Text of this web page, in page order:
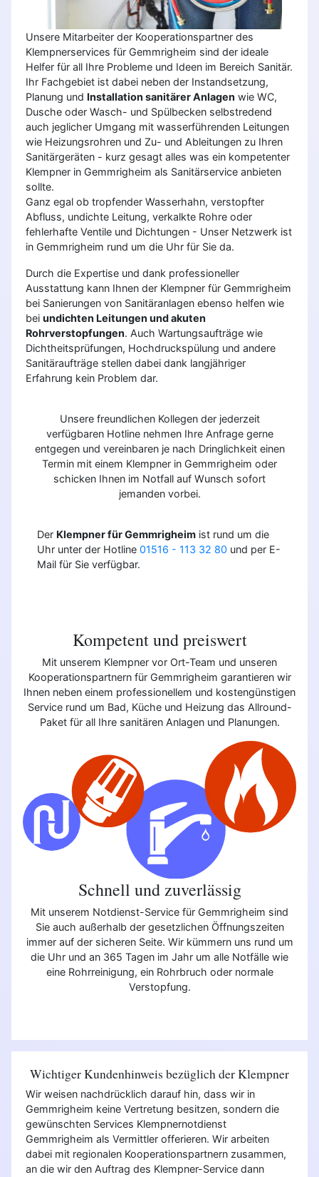
Unsere Mitarbeiter der Kooperationspartner des
Klempnerservices für Gemmrigheim sind der ideale
Helfer für all Ihre Probleme und Ideen im Bereich Sanitär.
Ihr Fachgebiet ist dabei neben der Instandsetzung,
Planung und Installation sanitärer Anlagen wie WC,
Dusche oder Wasch- und Spülbecken selbstredend
auch jeglicher Umgang mit wasserführenden Leitungen
wie Heizungsrohren und Zu- und Ableitungen zu Ihren
Sanitärgeräten - kurz gesagt alles was ein kompetenter
Klempner in Gemmrigheim als Sanitärservice anbieten
sollte.
Ganz egal ob tropfender Wasserhahn, verstopfter
Abfluss, undichte Leitung, verkalkte Rohre oder
fehlerhafte Ventile und Dichtungen - Unser Netzwerk ist
in Gemmrigheim rund um die Uhr für Sie da.
Durch die Expertise und dank professioneller
Ausstattung kann Ihnen der Klempner für Gemmrigheim
bei Sanierungen von Sanitäranlagen ebenso helfen wie
bei undichten Leitungen und akuten
Rohrverstopfungen. Auch Wartungsaufträge wie
Dichtheitsprüfungen, Hochdruckspülung und andere
Sanitäraufträge stellen dabei dank langjähriger
Erfahrung kein Problem dar.
Unsere freundlichen Kollegen der jederzeit
verfügbaren Hotline nehmen Ihre Anfrage gerne
entgegen und vereinbaren je nach Dringlichkeit einen
Termin mit einem Klempner in Gemmrigheim oder
schicken Ihnen im Notfall auf Wunsch sofort
jemanden vorbei.
Der Klempner für Gemmrigheim ist rund um die
Uhr unter der Hotline 01516 - 113 32 80 und per E-
Mail für Sie verfügbar.
Kompetent und preiswert
Mit unserem Klempner vor Ort-Team und unseren
Kooperationspartnern für Gemmrigheim garantieren wir
Ihnen neben einem professionellem und kostengünstigen
Service rund um Bad, Küche und Heizung das Allround-
Paket für all Ihre sanitären Anlagen und Planungen.
Schnell und zuverlässig
Mit unserem Notdienst-Service für Gemmrigheim sind
Sie auch außerhalb der gesetzlichen Öffnungszeiten
immer auf der sicheren Seite. Wir kümmern uns rund um
die Uhr und an 365 Tagen im Jahr um alle Notfälle wie
eine Rohrreinigung, ein Rohrbruch oder normale
Verstopfung.
Wichtiger Kundenhinweis bezüglich der Klempner
Wir weisen nachdrücklich darauf hin, dass wir in
Gemmrigheim keine Vertretung besitzen, sondern die
gewünschten Services Klempnernotdienst
Gemmrigheim als Vermittler offerieren. Wir arbeiten
dabei mit regionalen Kooperationspartnern zusammen,
an die wir den Auftrag des Klempner-Service dann